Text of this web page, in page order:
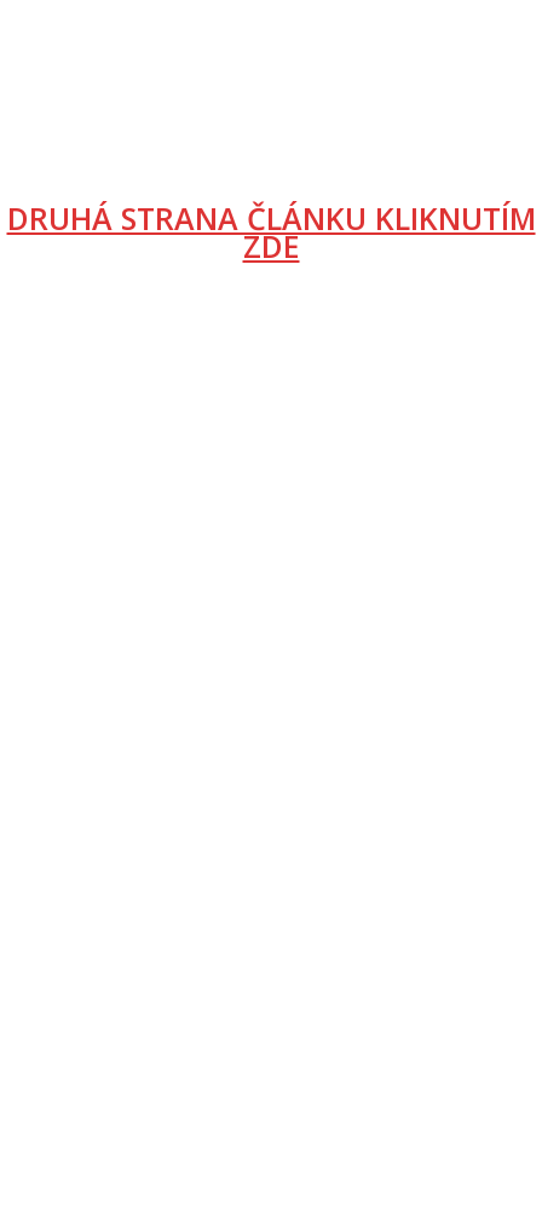
DRUHÁ STRANA ČLÁNKU KLIKNUTÍM
ZDE